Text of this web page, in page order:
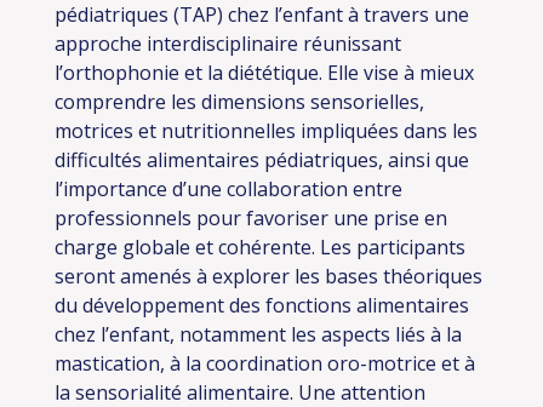
pédiatriques (TAP) chez l’enfant à travers une
approche interdisciplinaire réunissant
l’orthophonie et la diététique. Elle vise à mieux
comprendre les dimensions sensorielles,
motrices et nutritionnelles impliquées dans les
difficultés alimentaires pédiatriques, ainsi que
l’importance d’une collaboration entre
professionnels pour favoriser une prise en
charge globale et cohérente. Les participants
seront amenés à explorer les bases théoriques
du développement des fonctions alimentaires
chez l’enfant, notamment les aspects liés à la
mastication, à la coordination oro-motrice et à
la sensorialité alimentaire. Une attention